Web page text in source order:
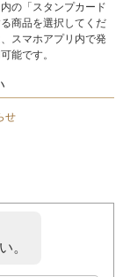
の「スタンプカード
商品を選択してくだ
スマホアプリ内で発
能です。
せ